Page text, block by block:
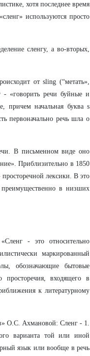
хотя последнее время
используются просто
сленгу, а во-вторых,
от sling (“метать»,
- «говорить речи буйные и
причем начальная буква s
первоначально речь шла о
В письменном виде оно
Приблизительно в 1850
просторечной лексики. В это
в низших
- это относительно
маркированный
обозначающие бытовые
просторечия, входящего в
к литературному
О.С. Ахмановой: Сленг - 1.
варианта той или иной
язык или вообще в речь